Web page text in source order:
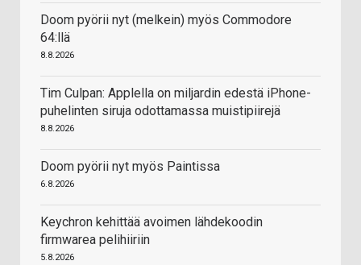
Doom pyörii nyt (melkein) myös Commodore
64:llä
8.8.2026
Tim Culpan: Applella on miljardin edestä iPhone-
puhelinten siruja odottamassa muistipiirejä
8.8.2026
Doom pyörii nyt myös Paintissa
6.8.2026
Keychron kehittää avoimen lähdekoodin
firmwarea pelihiiriin
5.8.2026